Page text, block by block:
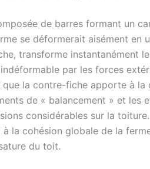
de barres formant un
se déformerait aisément en
transforme instantanément
par les forces
la contre-fiche apporte à la
de « balancement » et les
considérables sur la
la cohésion globale de la
du toit.